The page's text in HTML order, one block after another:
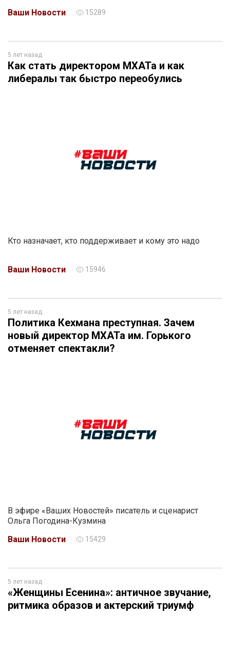
Ваши Новости 15289
5 лет назад
Как стать директором МХАТа и как
либералы так быстро переобулись
Кто назначает, кто поддерживает и кому это надо
Ваши Новости 15946
5 лет назад
Политика Кехмана преступная. Зачем
новый директор МХАТа им. Горького
отменяет спектакли?
В эфире «Ваших Новостей» писатель и сценарист
Ольга Погодина-Кузмина
Ваши Новости
15429
5 лет назад
«Женщины Есенина»: античное звучание,
ритмика образов и актерский триумф